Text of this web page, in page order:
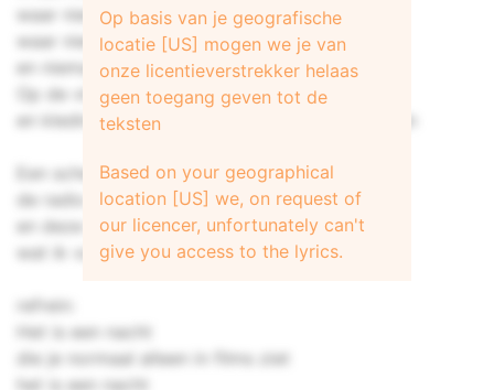
waar niemand ons hoort
waar niemand ons kent
en niemand ons stoort
Op de vloer ligt een lege fles wijn
en kledingstukken die van jou of mij kunnen zijn
Een schemering
de radio zacht
en deze nacht heeft alles
wat ik van een nacht verwacht
refrein:
Het is een nacht
die je normaal alleen in films ziet
het is een nacht
Op basis van je geografische
locatie [US] mogen we je van
onze licentieverstrekker helaas
geen toegang geven tot de
teksten
Based on your geographical
location [US] we, on request of
our licencer, unfortunately can't
give you access to the lyrics.